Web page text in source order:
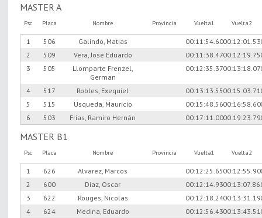
MASTER A
Psc Placa Nombre Provincia Vuelta1 Vuelta2
1 506 Galindo, Matias 00:11:54.6000:12:01.53
2
509 Vera, José Eduardo 00:11:38.4700:12:19.75
3
505
Llomparte Frenzel,
German
00:12:35.3700:13:18.07
4 517 Robles, Exequiel 00:13:13.5500:15:03.71
5
515 Usqueda, Mauricio 00:15:48.5600:16:58.60
6
503 Frias, Ramiro Hernán 00:17:11.0000:19:23.79
MASTER B1
Psc Placa Nombre Provincia Vuelta1 Vuelta2
1 626 Alvarez, Marcos 00:12:25.6500:12:55.90
2
600 Diaz, Oscar 00:12:14.9300:13:07.86
3
622 Rouges, Nicolas 00:12:18.2400:13:31.19
4
624 Medina, Eduardo 00:12:56.4300:13:43.51